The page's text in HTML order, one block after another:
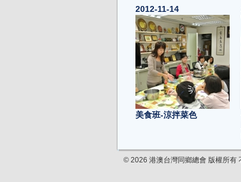
2012-11-14
美食班-涼拌菜色
2012-11-08
© 2026 港澳台灣同鄉總會 版權所有